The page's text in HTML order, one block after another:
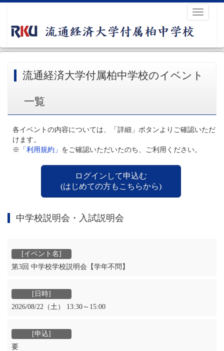
Toggle
流通経済大学付属柏中学校のイベント
一覧
各イベントの内容については、「詳細」ボタンよりご確認いただ
けます。
※
「利用規約」 をご確認いただいたのち、ご利用ください。
ログインして申込む
(はじめての方もこちらから)
中学校説明会・入試説明会
第3回 中学校学校説明会【学年不問】
2026/08/22（土） 13:30～15:00
要